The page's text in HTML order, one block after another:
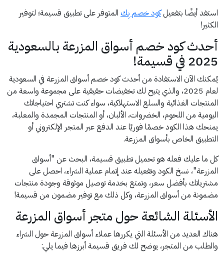
استفد أيضًا بتفعيلكود خصم بِك المتوفر على تطبيق قسيمة؛ لتوفير
الكثير!
أحدث كود خصم أسواق المزرعة بالسعودية
2025 في قسيمة!
يُمكنك الآن الاستفادة من أحدث كود خصم أسواق المزرعة في السعودية
لعام 2025، والذي يتيح لك تخفيضات حقيقية على مجموعة واسعة من
المنتجات الغذائية والسلع الاستهلاكية، سواء كنت تشتري احتياجاتك
اليومية من اللحوم، الخضروات، الألبان، أو المنتجات المجمدة والمعلبة،
يمنحك هذا الكود خصمًا فوريًا عند الدفع عبر المتجر الإلكتروني أو
التطبيق الخاص بأسواق المزرعة.
كل ما عليك فعله هو تحميل تطبيق قسيمة، البحث عن "أسواق
المزرعة"، نسخ الكود وتفعيله عند إتمام عملية الشراء، احصل على
مشترياتك بأفضل سعر، وتمتع بخدمة توصيل موثوقة وجودة منتجات
مضمونة من أسواق المزرعة، وكل ذلك مع توفير مضمون من قسيمة!
الأسئلة الشائعة حول متجر أسواق المزرعة
هناك العديد من الأسئلة التي يكررها عملاء أسواق المزرعة حول الشراء
والطلب من المتجر، يوضح لك فريق قسيمة أبرزها فيما يلي: